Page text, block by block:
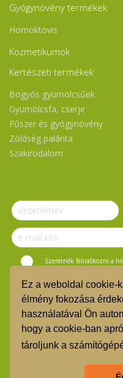
Ez a weboldal cookie-
élmény fokozása
használatával Ön
hogy a cookie-ban
tároljunk a
Gyógynövény termékek
Homoktövis
Kozmetikumok
Kertészeti termékek
Bogyós gyümölcsűek
Gyümölcsfa, cserje
Fűszer és gyógynövény
Zöldség palánta
Szakirodalom
Szeretnék feliratkozni a
© Vasi